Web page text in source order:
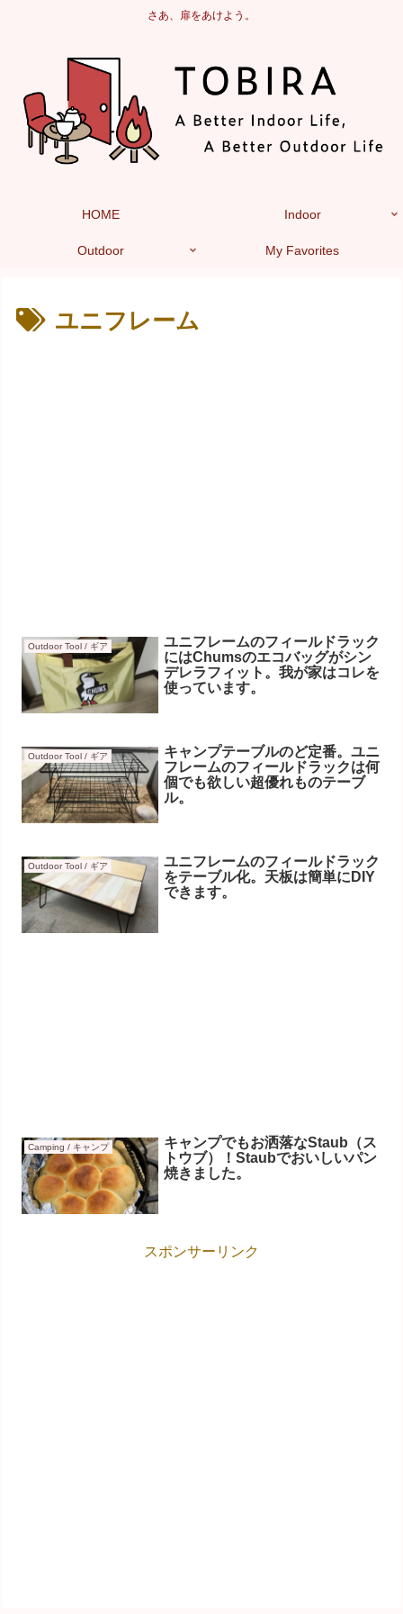
さあ、扉をあけよう。
HOME Indoor
Outdoor My Favorites
ユニフレーム
Outdoor Tool / ギア
ユニフレームのフィールドラック
にはChumsのエコバッグがシン
デレラフィット。我が家はコレを
使っています。
Outdoor Tool / ギア
キャンプテーブルのど定番。ユニ
フレームのフィールドラックは何
個でも欲しい超優れものテーブ
ル。
Outdoor Tool / ギア
ユニフレームのフィールドラック
をテーブル化。天板は簡単にDIY
できます。
Camping / キャンプ
キャンプでもお洒落なStaub（ス
トウブ）！Staubでおいしいパン
焼きました。
スポンサーリンク